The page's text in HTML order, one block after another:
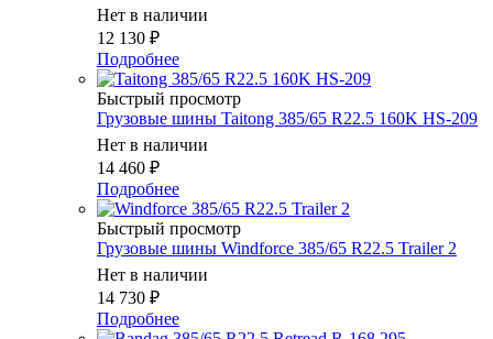
Нет в наличии
12 130 ₽
Подробнее
Быстрый просмотр
Грузовые шины Taitong 385/65 R22.5 160K HS-209
Нет в наличии
14 460 ₽
Подробнее
Быстрый просмотр
Грузовые шины Windforce 385/65 R22.5 Trailer 2
Нет в наличии
14 730 ₽
Подробнее